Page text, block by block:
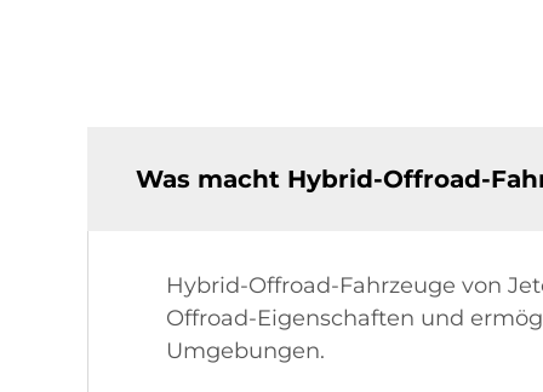
Was macht Hybrid-Offroad-
Hybrid-Offroad-Fahrzeuge von
Offroad-Eigenschaften und
Umgebungen.